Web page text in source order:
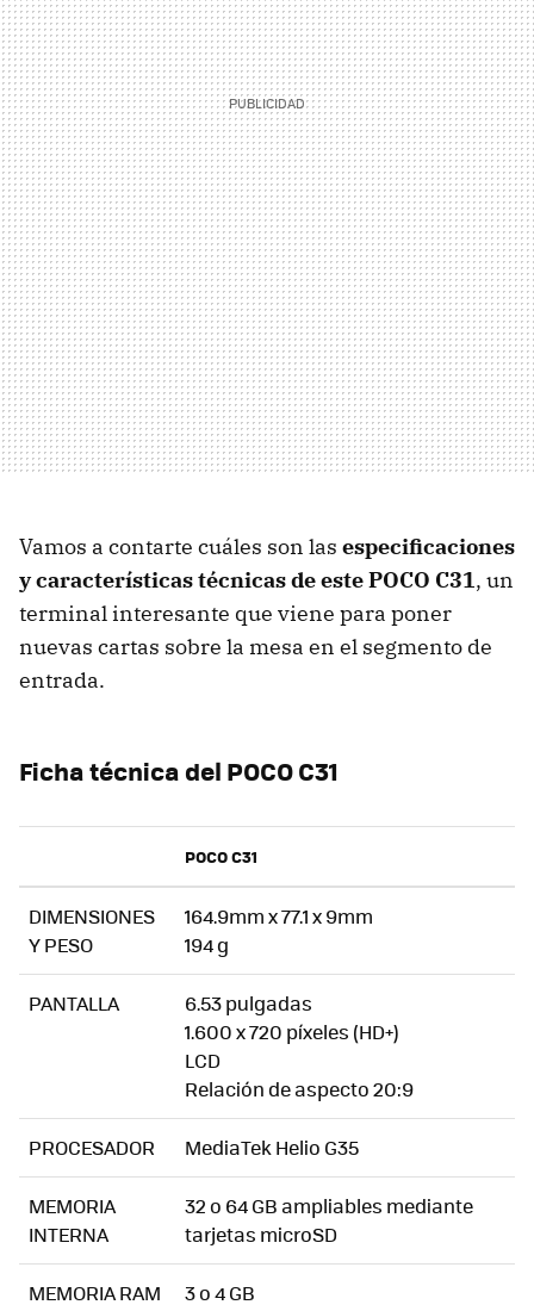
Vamos a contarte cuáles son las especificaciones
y características técnicas de este POCO C31, un
terminal interesante que viene para poner
nuevas cartas sobre la mesa en el segmento de
entrada.
Ficha técnica del POCO C31
POCO C31
DIMENSIONES
Y PESO
164.9mm x 77.1 x 9mm
194 g
PANTALLA
6.53 pulgadas
1.600 x 720 píxeles (HD+)
LCD
Relación de aspecto 20:9
PROCESADOR MediaTek Helio G35
MEMORIA
INTERNA
32 o 64 GB ampliables mediante
tarjetas microSD
MEMORIA RAM 3 o 4 GB